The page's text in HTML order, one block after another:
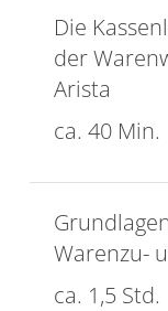
Die
der
Arista
ca. 40 Min.
Warenzu-
ca. 1,5 Std.